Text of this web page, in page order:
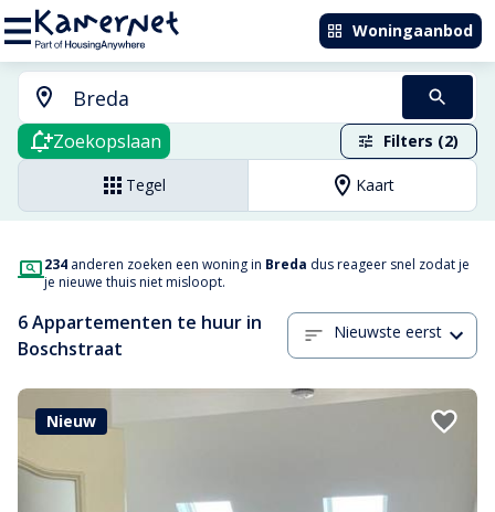
Woningaanbod
Zoekopslaan Filters (2)
Tegel Kaart
234 anderen zoeken een woning in Breda dus reageer snel zodat je
je nieuwe thuis niet misloopt.
6 Appartementen te huur in
Boschstraat
Nieuwste eerst
Nieuw